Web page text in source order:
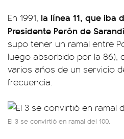
En 1991, la línea 11, que iba
Presidente Perón de
supo tener un ramal entre
luego absorbido por la 86),
varios años de un servicio
frecuencia.
El 3 se convirtió en ramal del 100.